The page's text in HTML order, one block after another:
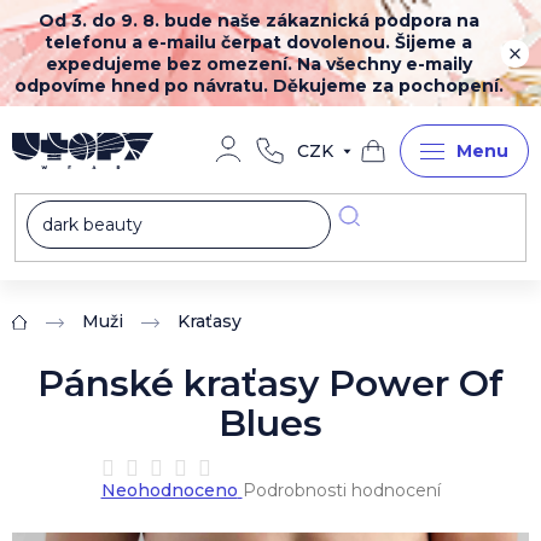
Přejít
na
obsah
Od 3. do 9. 8. bude naše zákaznická podpora na
telefonu a e-mailu čerpat dovolenou. Šijeme a
expedujeme bez omezení. Na všechny e-maily
odpovíme hned po návratu. Děkujeme za pochopení.
CZK
Nákupní
košík
Domů Muži Kraťasy
Pánské kraťasy Power Of
Blues
Průměrné
hodnocení
Neohodnoceno Podrobnosti hodnocení